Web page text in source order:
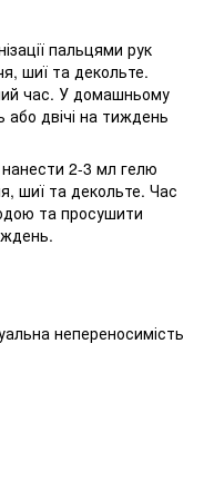
пальцями рук
шиї та декольте.
час. У домашньому
або двічі на тиждень
2-3 мл гелю
шиї та декольте. Час
та просушити
непереносимість